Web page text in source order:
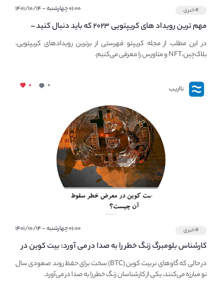
#خبری ۰۱:۰۰ چهارشنبه - ۱۴۰۱/۱۰/۱۴
مهم ترین رویداد های کریپتویی ۲۰۲۳ که باید دنبال کنید –
معرفی بهترین رویداد های جهانی
در این مطلب از مجله کریپتو فهرستی از برترین رویدادهای کریپتویی،
بلاک‌چین،NFT و متاورس را معرفی می‌کنیم.
نااریب ۰ ۰
#خبری ۰۱:۰۰ چهارشنبه - ۱۴۰۱/۱۰/۱۴
کارشناس بلومبرگ زنگ خطر را به صدا در می آورد: بیت کوین در
معرض خطر سقوط بزرگ است - دلیل آن چیست؟در حالی که گاوهای نر بیت کوین (BTC) سخت برای حفظ روند صعودی سال
نو مبارزه می‌کنند، یکی از کارشناسان زنگ خطر را به صدا در می‌آورد.